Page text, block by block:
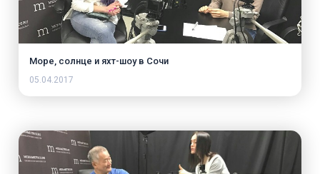
Море, солнце и яхт-шоу в Сочи
05.04.2017